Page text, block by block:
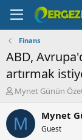
Finans
ABD,
artırmak
K
n
b
u
Mynet Günün
M Mynet
Guest